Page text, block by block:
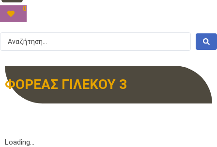
0
ΦΟΡΕΑΣ ΓΙΛΕΚΟΥ 3
Loading...